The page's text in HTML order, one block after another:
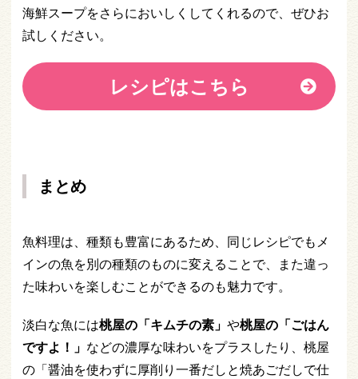
海鮮スープをさらにおいしくしてくれるので、ぜひお
試しください。
レシピはこちら
まとめ
魚料理は、種類も豊富にあるため、同じレシピでもメ
インの魚を別の種類のものに変えることで、また違っ
た味わいを楽しむことができるのも魅力です。
淡白な魚には桃屋の「キムチの素」 や桃屋の「ごはん
ですよ！」 などの濃厚な味わいをプラスしたり、桃屋
の「醤油を使わずに厚削り一番だしと焼あごだしで仕